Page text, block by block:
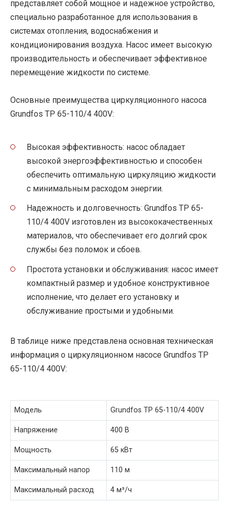
представляет собой мощное и надежное устройство,
специально разработанное для использования в
системах отопления, водоснабжения и
кондиционирования воздуха. Насос имеет высокую
производительность и обеспечивает эффективное
перемещение жидкости по системе.
Основные преимущества циркуляционного насоса
Grundfos TP 65-110/4 400V:
Высокая эффективность: насос обладает
высокой энергоэффективностью и способен
обеспечить оптимальную циркуляцию жидкости
с минимальным расходом энергии.
Надежность и долговечность: Grundfos TP 65-
110/4 400V изготовлен из высококачественных
материалов, что обеспечивает его долгий срок
службы без поломок и сбоев.
Простота установки и обслуживания: насос имеет
компактный размер и удобное конструктивное
исполнение, что делает его установку и
обслуживание простыми и удобными.
В таблице ниже представлена основная техническая
информация о циркуляционном насосе Grundfos TP
65-110/4 400V:
Модель Grundfos TP 65-110/4 400V
Напряжение 400 В
Мощность 65 кВт
Максимальный напор 110 м
Максимальный расход 4 м³/ч